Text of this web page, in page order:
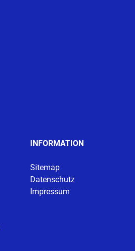
INFORMATION
Sitemap
Datenschutz
Impressum